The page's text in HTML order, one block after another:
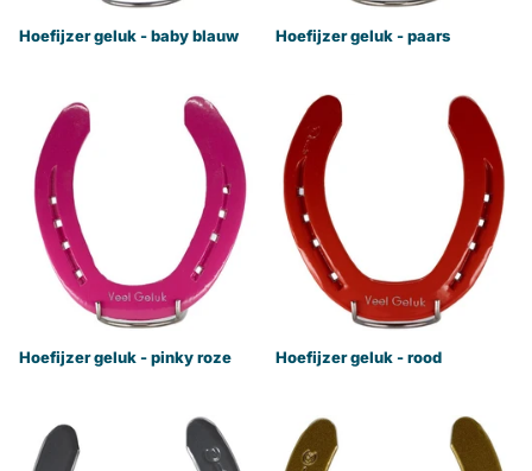
Hoefijzer geluk - baby blauw Hoefijzer geluk - paars
Hoefijzer geluk - pinky roze Hoefijzer geluk - rood